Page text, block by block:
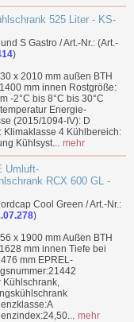
525 Liter - KS-
S Gastro / Art.-Nr.: (Art.-
)
x 2010 mm außen BTH
mm innen Rostgröße:
-2°C bis 8°C bis 30°C
Energie-
(2015/1094-IV): D
Klimaklasse 4 Kühlbereich:
Kühlsyst... mehr
Umluft-
RCX 600 GL -
Cool Green / Art.-Nr.:
)
x 1900 mm Außen BTH
mm innen Tiefe bei
mm EPREL-
Kühlschrank,
mehr